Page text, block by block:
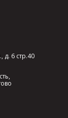
д. 6 стр.40